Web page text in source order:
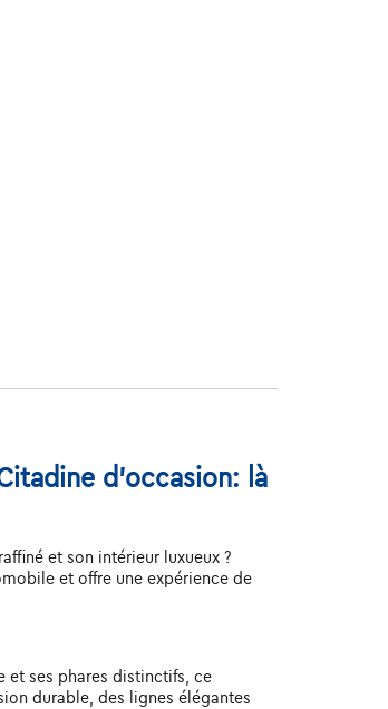
d'occasion: là
et son intérieur luxueux ?
et offre une expérience de
et ses phares distinctifs, ce
durable, des lignes élégantes